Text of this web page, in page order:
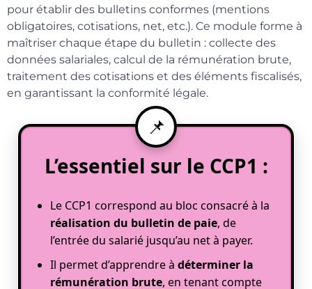
pour établir des bulletins conformes (mentions
obligatoires, cotisations, net, etc.). Ce module forme à
maîtriser chaque étape du bulletin : collecte des
données salariales, calcul de la rémunération brute,
traitement des cotisations et des éléments fiscalisés,
en garantissant la conformité légale.
L’essentiel sur le CCP1 :
Le CCP1 correspond au bloc consacré à la
réalisation du bulletin de paie, de
l’entrée du salarié jusqu’au net à payer.
Il permet d’apprendre à déterminer la
rémunération brute, en tenant compte